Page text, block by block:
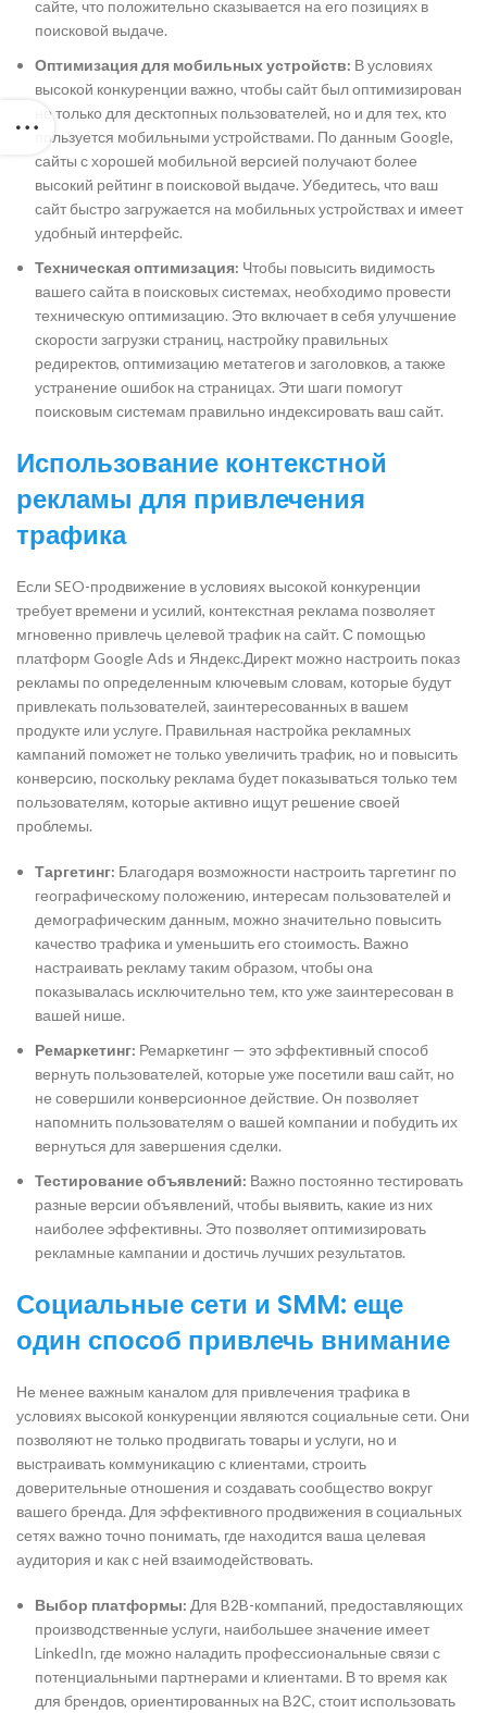
сайте, что положительно сказывается на его позициях в
поисковой выдаче.
Оптимизация для мобильных устройств: В условиях
высокой конкуренции важно, чтобы сайт был оптимизирован
не только для десктопных пользователей, но и для тех, кто
пользуется мобильными устройствами. По данным Google,
сайты с хорошей мобильной версией получают более
высокий рейтинг в поисковой выдаче. Убедитесь, что ваш
сайт быстро загружается на мобильных устройствах и имеет
удобный интерфейс.
Техническая оптимизация: Чтобы повысить видимость
вашего сайта в поисковых системах, необходимо провести
техническую оптимизацию. Это включает в себя улучшение
скорости загрузки страниц, настройку правильных
редиректов, оптимизацию метатегов и заголовков, а также
устранение ошибок на страницах. Эти шаги помогут
поисковым системам правильно индексировать ваш сайт.
Использование контекстной
рекламы для привлечения
трафика
Если SEO-продвижение в условиях высокой конкуренции
требует времени и усилий, контекстная реклама позволяет
мгновенно привлечь целевой трафик на сайт. С помощью
платформ Google Ads и Яндекс.Директ можно настроить показ
рекламы по определенным ключевым словам, которые будут
привлекать пользователей, заинтересованных в вашем
продукте или услуге. Правильная настройка рекламных
кампаний поможет не только увеличить трафик, но и повысить
конверсию, поскольку реклама будет показываться только тем
пользователям, которые активно ищут решение своей
проблемы.
Таргетинг: Благодаря возможности настроить таргетинг по
географическому положению, интересам пользователей и
демографическим данным, можно значительно повысить
качество трафика и уменьшить его стоимость. Важно
настраивать рекламу таким образом, чтобы она
показывалась исключительно тем, кто уже заинтересован в
вашей нише.
Ремаркетинг: Ремаркетинг — это эффективный способ
вернуть пользователей, которые уже посетили ваш сайт, но
не совершили конверсионное действие. Он позволяет
напомнить пользователям о вашей компании и побудить их
вернуться для завершения сделки.
Тестирование объявлений: Важно постоянно тестировать
разные версии объявлений, чтобы выявить, какие из них
наиболее эффективны. Это позволяет оптимизировать
рекламные кампании и достичь лучших результатов.
Социальные сети и SMM: еще
один способ привлечь внимание
Не менее важным каналом для привлечения трафика в
условиях высокой конкуренции являются социальные сети. Они
позволяют не только продвигать товары и услуги, но и
выстраивать коммуникацию с клиентами, строить
доверительные отношения и создавать сообщество вокруг
вашего бренда. Для эффективного продвижения в социальных
сетях важно точно понимать, где находится ваша целевая
аудитория и как с ней взаимодействовать.
Выбор платформы: Для B2B-компаний, предоставляющих
производственные услуги, наибольшее значение имеет
LinkedIn, где можно наладить профессиональные связи с
потенциальными партнерами и клиентами. В то время как
для брендов, ориентированных на B2C, стоит использовать